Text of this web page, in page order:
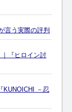
言う実際の評判
｜『ヒロイン討
KUNOICHI －忍